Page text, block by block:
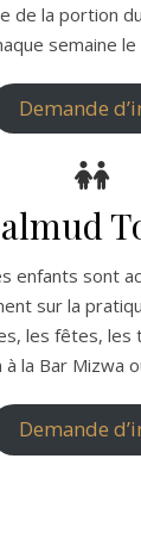
de la portion
semaine le
Demande
enfants sont
sur la
les fêtes, les
la Bar Mizwa
Demande